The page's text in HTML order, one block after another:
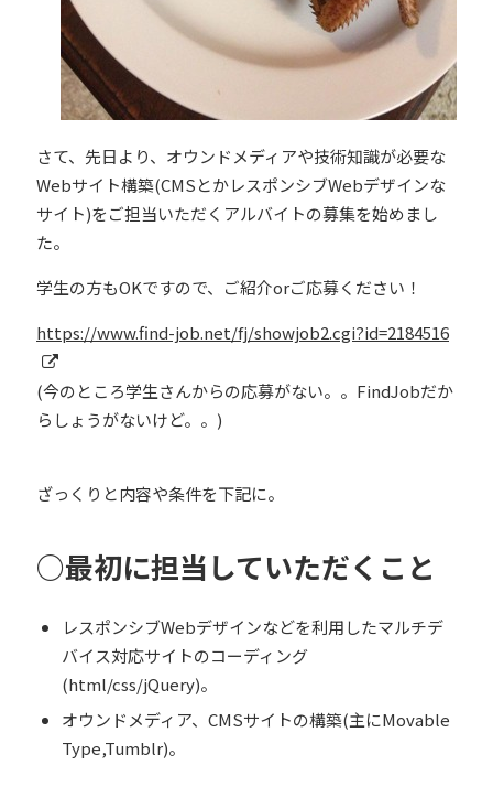
さて、先日より、オウンドメディアや技術知識が必要な
Webサイト構築(CMSとかレスポンシブWebデザインな
サイト)をご担当いただくアルバイトの募集を始めまし
た。
学生の方もOKですので、ご紹介orご応募ください！
https://www.find-job.net/fj/showjob2.cgi?id=2184516
(今のところ学生さんからの応募がない。。FindJobだか
らしょうがないけど。。)
ざっくりと内容や条件を下記に。
○最初に担当していただくこと
レスポンシブWebデザインなどを利用したマルチデ
バイス対応サイトのコーディング
(html/css/jQuery)。
オウンドメディア、CMSサイトの構築(主にMovable
Type,Tumblr)。